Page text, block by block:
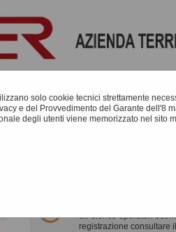
solo cookie tecnici strettamente
e del Provvedimento del Garante dell'8
degli utenti viene memorizzato nel sito
un elenco operatori
registrazione consultare